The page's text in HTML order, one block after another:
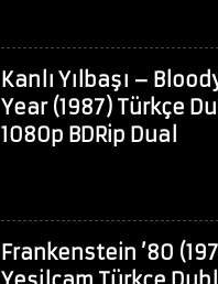
Kanlı Yılbaşı –
Year (1987) Türkçe
1080p BDRip Dual
Frankenstein ’80